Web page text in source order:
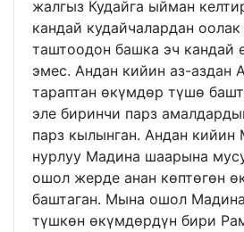
жалгыз Кудайга ыйман
кандай кудайчалардан
таштоодон башка эч кандай
эмес. Андан кийин аз-аздан
тараптан өкүмдөр түшө
эле биринчи парз
парз кылынган. Андан
нурлуу Мадина шаарына
ошол жерде анан көптөгөн
баштаган. Мына ошол
түшкөн өкүмдөрдүн бири